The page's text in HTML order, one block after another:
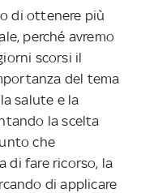
di ottenere più
perché avremo
scorsi il
del tema
salute e la
la scelta
che
di fare ricorso, la
di applicare